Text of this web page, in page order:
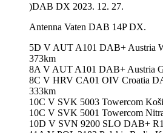
)DAB DX 2023. 12. 27.
Antenna Vaten DAB 14P DX.
5D V AUT A101 DAB+ Austria
373km
8A V AUT A101 DAB+ Austria
8C V HRV CA01 OIV Croatia
333km
10C V SVK 5003 Towercom
10C V SVK 5001 Towercom
10D V SVN 9200 SLO DAB+